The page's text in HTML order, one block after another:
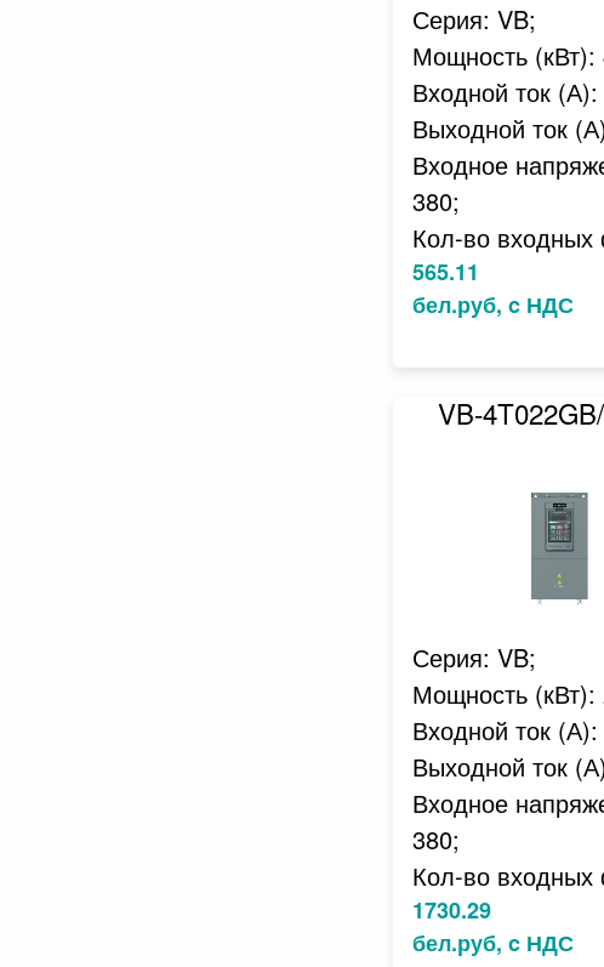
Серия: VB;
Мощность (кВт):
Входной ток
Выходной ток
Входное
380;
Кол-во входных
565.11
бел.руб, c НДС
VB-
Серия: VB;
Мощность (кВт):
Входной ток
Выходной ток
Входное
380;
Кол-во входных
1730.29
бел.руб, c НДС